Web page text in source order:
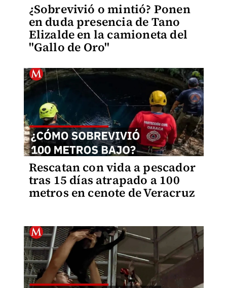
¿Sobrevivió o mintió? Ponen
en duda presencia de Tano
Elizalde en la camioneta del
"Gallo de Oro"
Rescatan con vida a pescador
tras 15 días atrapado a 100
metros en cenote de Veracruz